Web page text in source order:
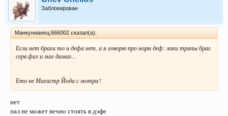
Заблокирован
Манкунианец;666002 сказал(а):
Если нет браги то и дефа нет, а я говорю про норм деф: локи трапы браг
серв физ и маг дамаг...
Ето не Магистр Йода с мотра?
нет
пал не может вечно стоять в дэфе